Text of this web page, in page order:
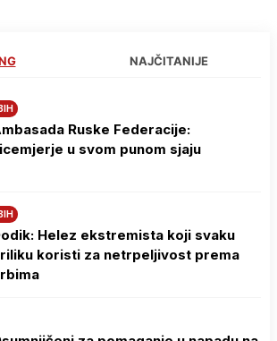
NAJČITANIJE
Ruske Federacije:
u svom punom sjaju
Helez ekstremista koji svaku
koristi za netrpeljivost prema